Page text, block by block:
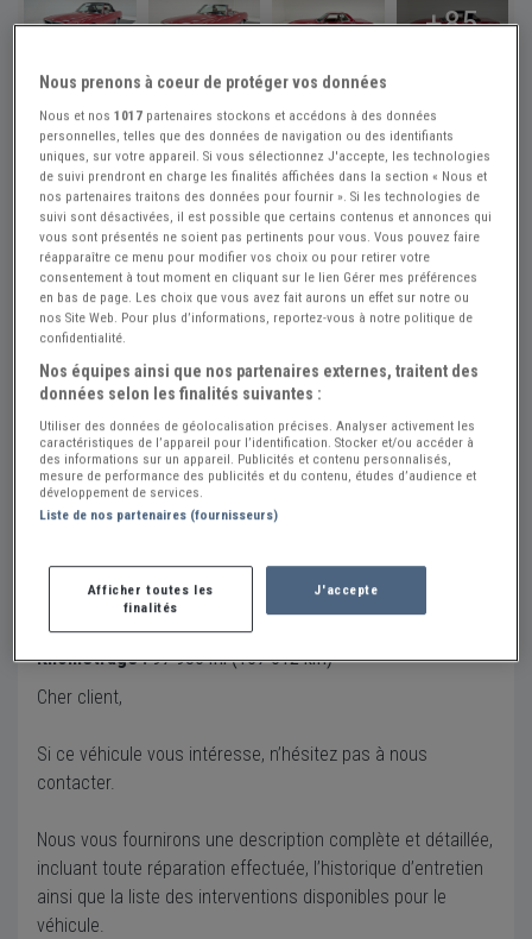
+85
Réf : A871084 Actualisée le : 27/07/2026
1984 Mercedes-Benz 280SL 280 SL
Créer une alerte Mercedes SL Class
$ 19000
Made in US PRO
États-Unis
Voir le téléphone
Envoyer un email
Visitez le concessionnaire
Description
Kilométrage :97 936 mi (157 612 km)
Cher client,
Si ce véhicule vous intéresse, n’hésitez pas à nous
contacter.
Nous vous fournirons une description complète et détaillée,
incluant toute réparation effectuée, l’historique d’entretien
ainsi que la liste des interventions disponibles pour le
véhicule.
Nous prenons à coeur de protéger vos données
Nous et nos1017 partenaires stockons et accédons à des données
personnelles, telles que des données de navigation ou des identifiants
uniques, sur votre appareil. Si vous sélectionnez J'accepte, les technologies
de suivi prendront en charge les finalités affichées dans la section « Nous et
nos partenaires traitons des données pour fournir ». Si les technologies de
suivi sont désactivées, il est possible que certains contenus et annonces qui
vous sont présentés ne soient pas pertinents pour vous. Vous pouvez faire
réapparaître ce menu pour modifier vos choix ou pour retirer votre
consentement à tout moment en cliquant sur le lien Gérer mes préférences
en bas de page. Les choix que vous avez fait aurons un effet sur notre ou
nos Site Web. Pour plus d’informations, reportez-vous à notre politique de
confidentialité.
Nos équipes ainsi que nos partenaires externes, traitent des
données selon les finalités suivantes :
Utiliser des données de géolocalisation précises. Analyser activement les
caractéristiques de l’appareil pour l’identification. Stocker et/ou accéder à
des informations sur un appareil. Publicités et contenu personnalisés,
mesure de performance des publicités et du contenu, études d’audience et
développement de services.
Liste de nos partenaires (fournisseurs)
Afficher toutes les
finalités
J'accepte